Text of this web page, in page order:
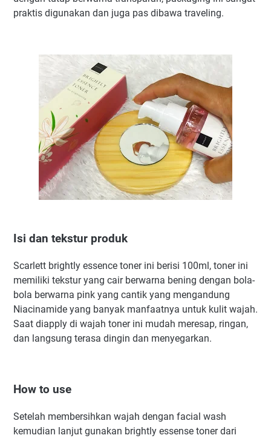
praktis digunakan dan juga pas dibawa traveling.
Isi dan tekstur produk
Scarlett brightly essence toner ini berisi 100ml, toner ini
memiliki tekstur yang cair berwarna bening dengan bola-
bola berwarna pink yang cantik yang mengandung
Niacinamide yang banyak manfaatnya untuk kulit wajah.
Saat diapply di wajah toner ini mudah meresap, ringan,
dan langsung terasa dingin dan menyegarkan.
How to use
Setelah membersihkan wajah dengan facial wash
kemudian lanjut gunakan brightly essense toner dari